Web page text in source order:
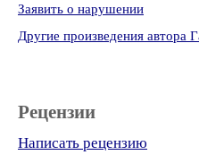
Заявить о нарушении
Другие произведения автора
Рецензии
Написать рецензию